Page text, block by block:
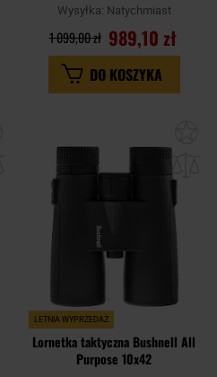
Wysyłka: Natychmiast
989,10 zł
1 099,00 zł
DO KOSZYKA
LETNIA WYPRZEDAŻ
Lornetka taktyczna Bushnell All
Purpose 10x42